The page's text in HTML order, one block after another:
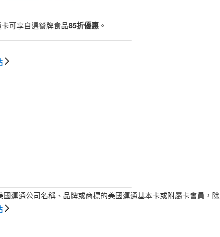
可享自選餐牌食品85折優惠 。
運通公司名稱、品牌或商標的美國運通基本卡或附屬卡會員，除